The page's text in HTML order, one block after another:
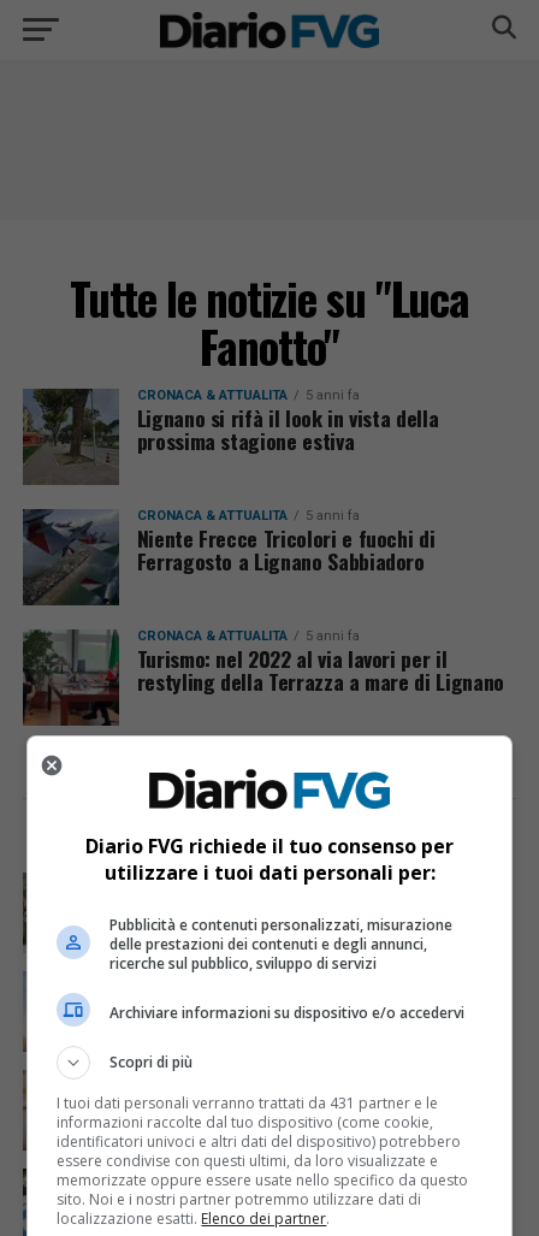
Tutte le notizie su "Luca
Fanotto"
CRONACA & ATTUALITÀ 5 anni fa
Lignano si rifà il look in vista della
prossima stagione estiva
CRONACA & ATTUALITÀ 5 anni fa
Niente Frecce Tricolori e fuochi di
Ferragosto a Lignano Sabbiadoro
CRONACA & ATTUALITÀ 5 anni fa
Turismo: nel 2022 al via lavori per il
restyling della Terrazza a mare di Lignano
I PIÙ VISTI ULTIME NOTIZIE
CRONACA & ATTUALITÀ 3 giorni fa
le frazioni sotto osservazione
ECONOMIA & LAVORO 7 ore fa
Bollette più leggere nei condomini, nuovo bando FVG
per l’efficientamento energetico
CRONACA & ATTUALITÀ
Mattia Ranghetti muore a 29 anni dopo la
folgorazione alle Ferriere Nord di Osoppo
CRONACA & ATTUALITÀ 3 giorni fa
Arrivano 142 nuovi poliziotti in Friuli-Venezia Giulia:
61 saranno assegnati a Trieste
Diario FVG richiede il tuo consenso per
utilizzare i tuoi dati personali per:
Pubblicità e contenuti personalizzati, misurazione
delle prestazioni dei contenuti e degli annunci,
ricerche sul pubblico, sviluppo di servizi
Archiviare informazioni su dispositivo e/o accedervi
Scopri di più
I tuoi dati personali verranno trattati da 431 partner e le
informazioni raccolte dal tuo dispositivo (come cookie,
identificatori univoci e altri dati del dispositivo) potrebbero
essere condivise con questi ultimi, da loro visualizzate e
memorizzate oppure essere usate nello specifico da questo
sito. Noi e i nostri partner potremmo utilizzare dati di
localizzazione esatti. Elenco dei partner.